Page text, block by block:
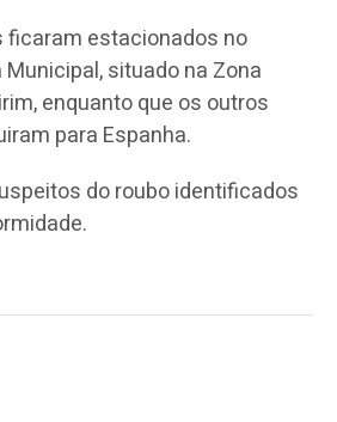
ficaram estacionados no
situado na Zona
enquanto que os outros
para Espanha.
do roubo identificados